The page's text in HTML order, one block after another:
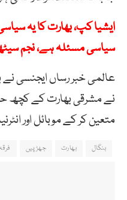
ایشیا کپ، بھارت کا یہ
سیاسی مسئلہ ہے، نجم
عالمی خبر رساں ایجنسی نے
نے مشرقی بھارت کے کچھ
متعین کر کے موبائل اور
بنگال بھارت جھڑپیں